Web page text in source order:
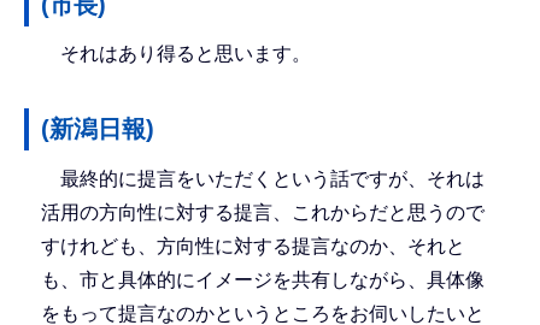
それはあり得ると思います。
(新潟日報)
最終的に提言をいただくという話ですが、それは
活用の方向性に対する提言、これからだと思うので
すけれども、方向性に対する提言なのか、それと
も、市と具体的にイメージを共有しながら、具体像
をもって提言なのかというところをお伺いしたいと